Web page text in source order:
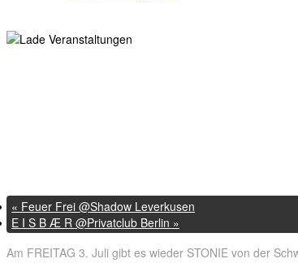
« Feuer Frei @Shadow Leverkusen
E I S B Æ R @Privatclub Berlin »
Am FREITAG 3. Juli gibt es wieder STONIE von der